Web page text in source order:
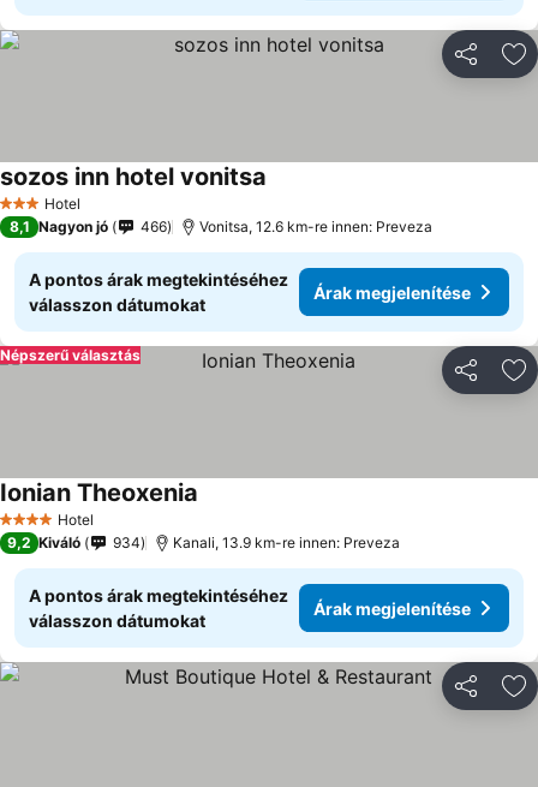
3 Kategória
Hotel
sozos inn hotel vonitsa
8,1 Nagyon jó 466 Vonitsa, 12.6 km-re innen: Preveza
A pontos árak megtekintéséhez
válasszon dátumokat
Árak megjelenítése
Népszerű választás
4 KategóriaHotel
Ionian Theoxenia
9,2 Kiváló 934 Kanali, 13.9 km-re innen: Preveza
A pontos árak megtekintéséhez
válasszon dátumokat
Árak megjelenítése